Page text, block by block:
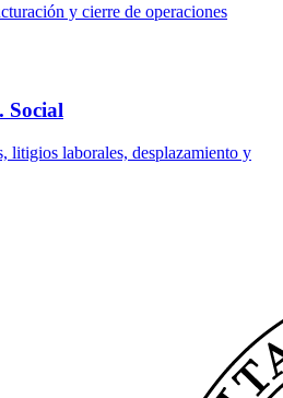
y cierre de operaciones
Social
litigios laborales, desplazamiento y